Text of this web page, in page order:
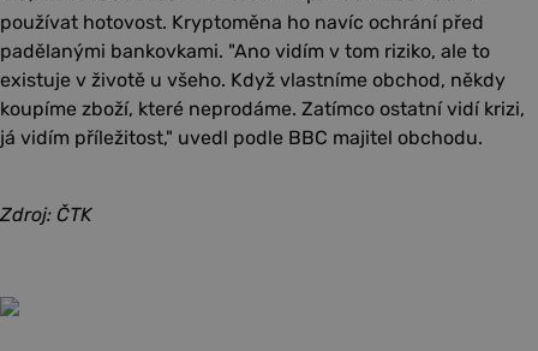
používat hotovost. Kryptoměna ho navíc ochrání před
padělanými bankovkami. "Ano vidím v tom riziko, ale to
existuje v životě u všeho. Když vlastníme obchod, někdy
koupíme zboží, které neprodáme. Zatímco ostatní vidí krizi,
já vidím příležitost," uvedl podle BBC majitel obchodu.
Zdroj: ČTK